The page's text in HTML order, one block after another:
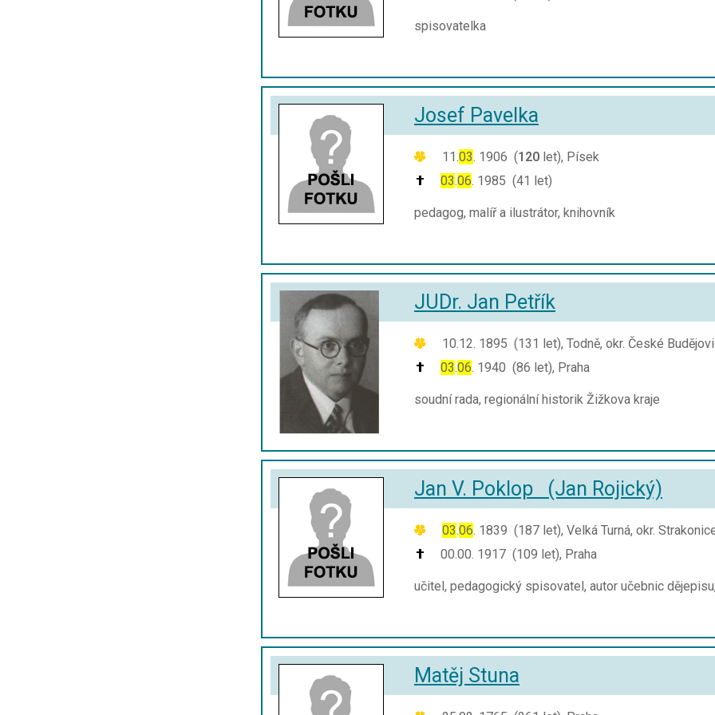
spisovatelka
Josef Pavelka
11.03. 1906 (120 let), Písek
03.06. 1985 (41 let)
pedagog, malíř a ilustrátor, knihovník
JUDr. Jan Petřík
10.12. 1895 (131 let), Todně, okr. České
03.06. 1940 (86 let), Praha
soudní rada, regionální historik Žižkova kraje
Jan V. Poklop (Jan Rojický)
03.06. 1839 (187 let), Velká Turná, okr.
00.00. 1917 (109 let), Praha
učitel, pedagogický spisovatel, autor učebnic
Matěj Stuna